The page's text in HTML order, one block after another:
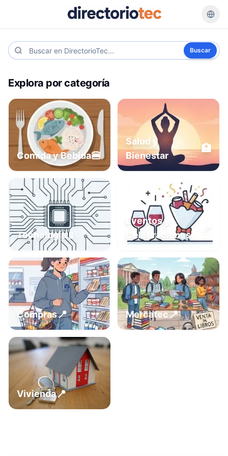
Buscar
Explora por categoría
Comida y Bebida🍔
Salud y
Bienestar
🏥
Tecnología📱
Eventos y
Celebraciones
Compras📍 Mercatec📍
Vivienda📍